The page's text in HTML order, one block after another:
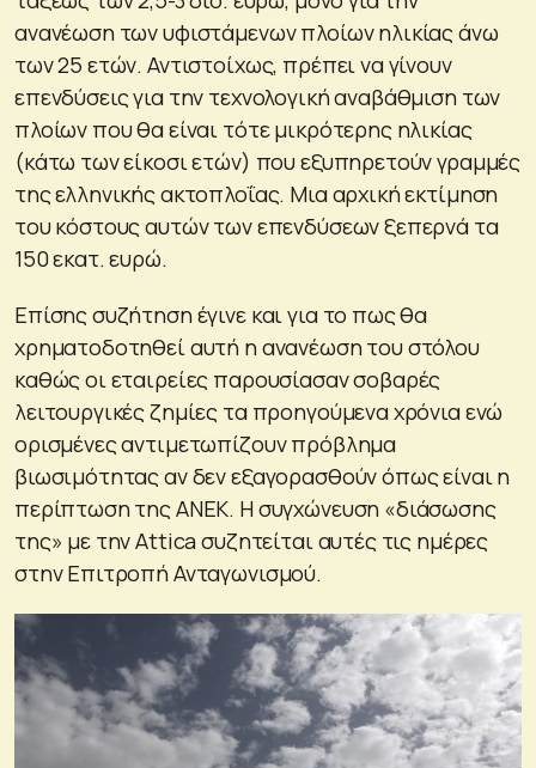
ανανέωση των υφιστάμενων πλοίων ηλικίας άνω
των 25 ετών. Αντιστοίχως, πρέπει να γίνουν
επενδύσεις για την τεχνολογική αναβάθμιση των
πλοίων που θα είναι τότε μικρότερης ηλικίας
(κάτω των είκοσι ετών) που εξυπηρετούν γραμμές
της ελληνικής ακτοπλοΐας. Μια αρχική εκτίμηση
του κόστους αυτών των επενδύσεων ξεπερνά τα
150 εκατ. ευρώ.
Επίσης συζήτηση έγινε και για το πως θα
χρηματοδοτηθεί αυτή η ανανέωση του στόλου
καθώς οι εταιρείες παρουσίασαν σοβαρές
λειτουργικές ζημίες τα προηγούμενα χρόνια ενώ
ορισμένες αντιμετωπίζουν πρόβλημα
βιωσιμότητας αν δεν εξαγορασθούν όπως είναι η
περίπτωση της ΑΝΕΚ. Η συγχώνευση «διάσωσης
της» με την Attica συζητείται αυτές τις ημέρες
στην Επιτροπή Ανταγωνισμού.